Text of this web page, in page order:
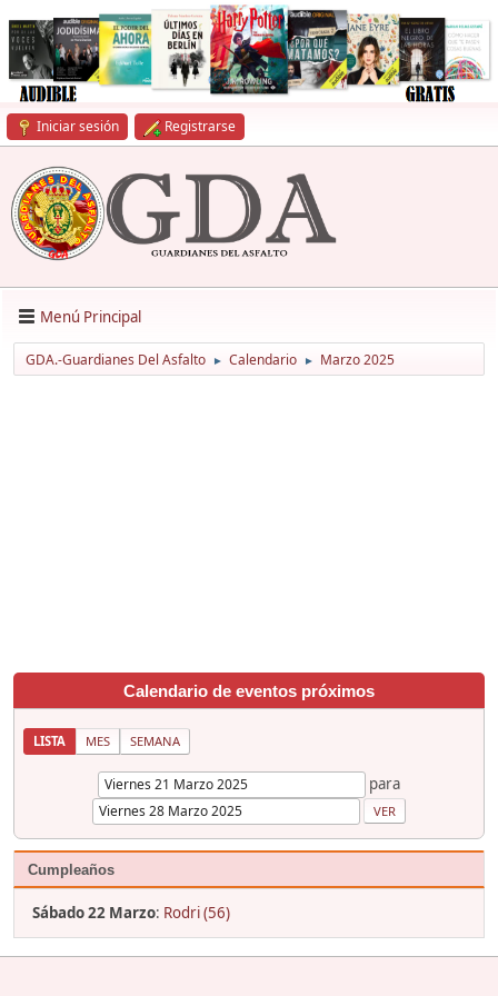
Iniciar sesión Registrarse
Menú Principal
GDA.-Guardianes Del Asfalto ► Calendario ► Marzo 2025
Calendario de eventos próximos
LISTA MES SEMANA
para
Cumpleaños
Sábado 22 Marzo: Rodri (56)